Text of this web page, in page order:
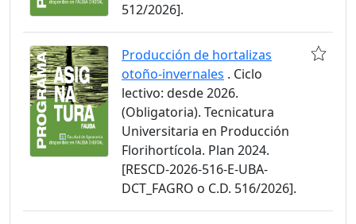
512/2026].
Producción de hortalizas
otoño-invernales . Ciclo
lectivo: desde 2026.
(Obligatoria). Tecnicatura
Universitaria en Producción
Florihortícola. Plan 2024.
[RESCD-2026-516-E-UBA-
DCT_FAGRO o C.D. 516/2026].